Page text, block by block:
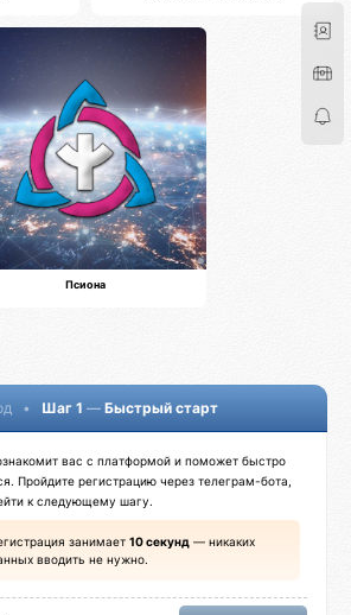
Псиона
• Шаг 1 — Быстрый старт
вас с платформой и поможет быстро
Пройдите регистрацию через телеграм-бота,
к следующему шагу.
занимает 10 секунд — никаких
вводить не нужно.